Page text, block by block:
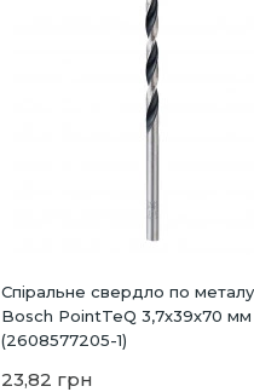
Спіральне свердло по металу
Bosch PointTeQ 3,7х39х70 мм
(2608577205-1)
23,82 грн